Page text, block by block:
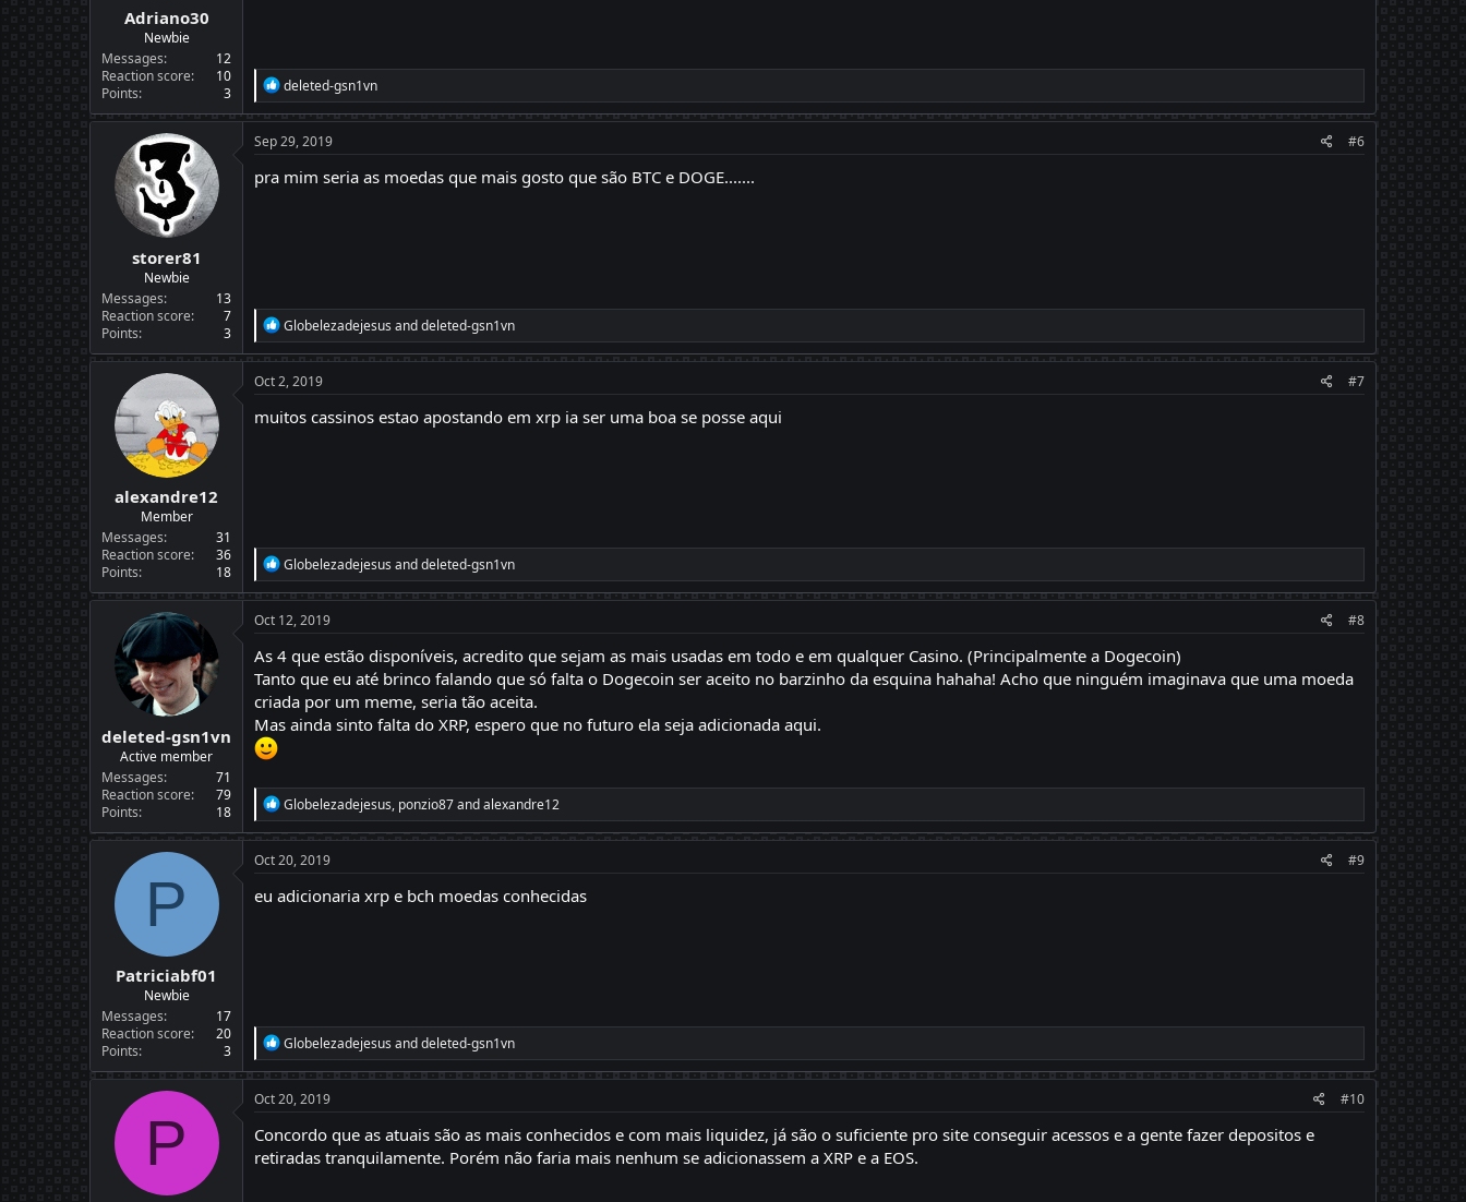
Adriano30
Newbie
Messages
12
Reaction score
10
Points
3
R
e
a
c
t
i
o
deleted-gsn1vn
storer81
Newbie
Messages
13
Reaction score
7
Points
3
Sep 29, 2019 #6
pra mim seria as moedas que mais gosto que são BTC e DOGE.......
R
e
a
c
t
i
o
Globelezadejesus anddeleted-gsn1vn
alexandre12
Member
Messages
31
Reaction score
36
Points
18
Oct 2, 2019 #7
muitos cassinos estao apostando em xrp ia ser uma boa se posse aqui
R
e
a
c
t
i
o
n
s
:
Globelezadejesus anddeleted-gsn1vn
deleted-gsn1vn
Active member
Messages
71
Reaction score
79
Points
18
Oct 12, 2019 #8
As 4 que estão disponíveis, acredito que sejam as mais usadas em todo e em qualquer Casino. (Principalmente a Dogecoin)
Tanto que eu até brinco falando que só falta o Dogecoin ser aceito no barzinho da esquina hahaha! Acho que ninguém imaginava que uma moeda
criada por um meme, seria tão aceita.
Mas ainda sinto falta do XRP, espero que no futuro ela seja adicionada aqui.
R
e
a
c
t
i
o
Globelezadejesus, ponzio87andalexandre12
P
Patriciabf01
Newbie
Messages
17
Reaction score
20
Points
3
Oct 20, 2019 #9
eu adicionaria xrp e bch moedas conhecidas
R
e
a
c
t
o
n
Globelezadejesus anddeleted-gsn1vn
P
Oct 20, 2019 #10
Concordo que as atuais são as mais conhecidos e com mais liquidez, já são o suficiente pro site conseguir acessos e a gente fazer depositos e
retiradas tranquilamente. Porém não faria mais nenhum se adicionassem a XRP e a EOS.